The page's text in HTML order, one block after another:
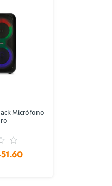
Micrófono